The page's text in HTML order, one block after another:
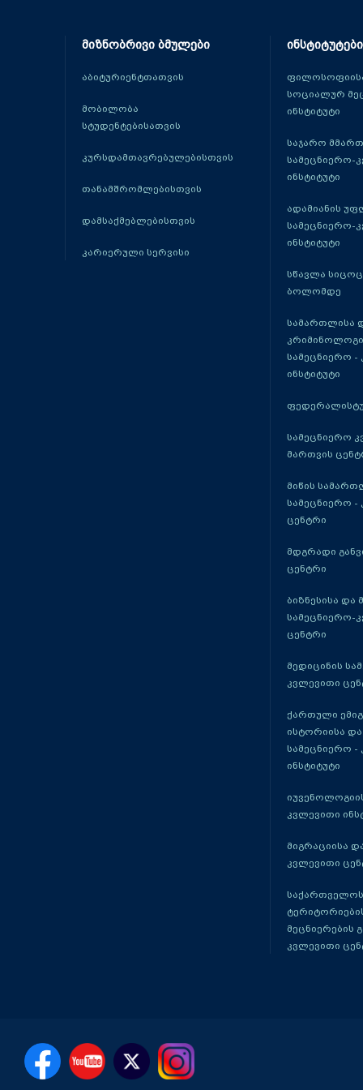
მიზნობრივი ბმულები
აბიტურიენტთათვის
მობილობა
სტუდენტებისათვის
კურსდამთავრებულებისთვის
თანამშრომლებისთვის
დამსაქმებლებისთვის
კარიერული სერვისი
სოციალურ
ინსტიტუტი
საჯარო
სამეცნიერო-
ინსტიტუტი
ადამიანის
სამეცნიერო-
ინსტიტუტი
სწავლა
ბოლომდე
სამართლისა
სამეცნიერო -
ინსტიტუტი
სამეცნიერო
მართვის
მიწის
სამეცნიერო -
ცენტრი
მდგრადი
ცენტრი
ბიზნესისა და
სამეცნიერო-
ცენტრი
მედიცინის
კვლევითი
ქართული
ისტორიისა
სამეცნიერო -
ინსტიტუტი
კვლევითი
მიგრაციისა
კვლევითი
მეცნიერების
კვლევითი